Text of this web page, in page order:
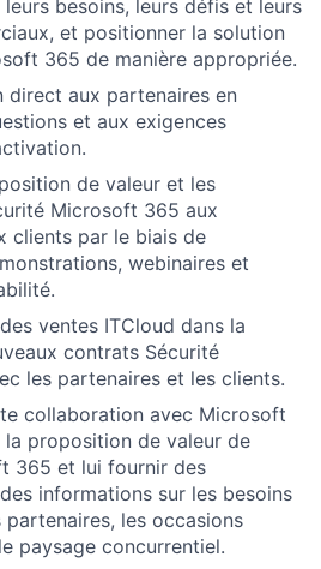
besoins, leurs défis et leurs
et positionner la solution
365 de manière appropriée.
direct aux partenaires en
et aux exigences
de valeur et les
Microsoft 365 aux
clients par le biais de
webinaires et
ventes ITCloud dans la
contrats Sécurité
les partenaires et les clients.
collaboration avec Microsoft
proposition de valeur de
365 et lui fournir des
informations sur les besoins
les occasions
paysage concurrentiel.